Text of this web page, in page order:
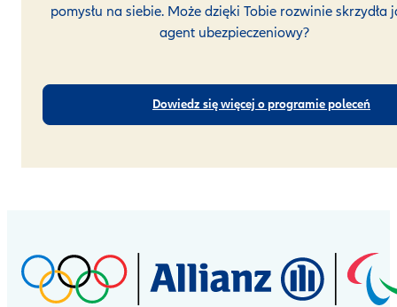
pomysłu na siebie. Może dzięki Tobie rozwinie skrzydła
agent ubezpieczeniowy?
Dowiedz się więcej o programie poleceń